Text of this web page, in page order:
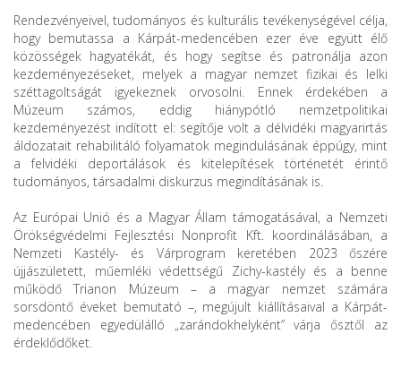
Rendezvényeivel, tudományos és kulturális tevékenységével célja,
hogy bemutassa a Kárpát-medencében ezer éve együtt élő
közösségek hagyatékát, és hogy segítse és patronálja azon
kezdeményezéseket, melyek a magyar nemzet fizikai és lelki
széttagoltságát igyekeznek orvosolni. Ennek érdekében a
Múzeum számos, eddig hiánypótló nemzetpolitikai
kezdeményezést indított el: segítője volt a délvidéki magyarirtás
áldozatait rehabilitáló folyamatok megindulásának éppúgy, mint
a felvidéki deportálások és kitelepítések történetét érintő
tudományos, társadalmi diskurzus megindításának is.
Az Európai Unió és a Magyar Állam támogatásával, a Nemzeti
Örökségvédelmi Fejlesztési Nonprofit Kft. koordinálásában, a
Nemzeti Kastély- és Várprogram keretében 2023 őszére
újjászületett, műemléki védettségű Zichy-kastély és a benne
működő Trianon Múzeum – a magyar nemzet számára
sorsdöntő éveket bemutató –, megújult kiállításaival a Kárpát-
medencében egyedülálló „zarándokhelyként” várja ősztől az
érdeklődőket.